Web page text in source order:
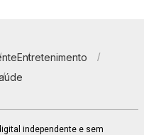
Entretenimento
independente e sem